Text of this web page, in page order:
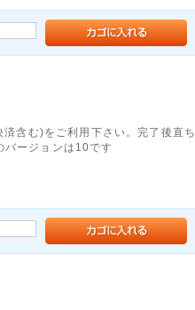
含む)をご利用下さい。完了後直ち
ージョンは10です